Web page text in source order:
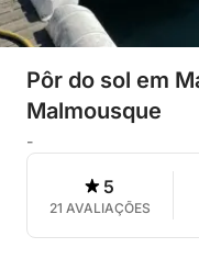
Pôr do sol em
Malmousque
-
5
21 AVALIAÇÕES